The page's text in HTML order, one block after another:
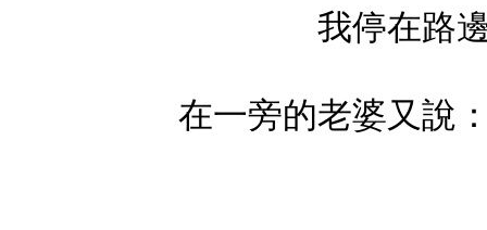
我停在路
在一旁的老婆又說